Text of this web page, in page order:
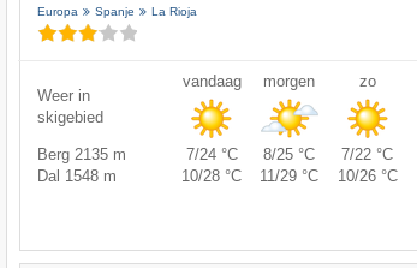
Europa Spanje La Rioja
Weer in
skigebied
vandaag morgen zo
Berg 2135 m 7/24 °C 8/25 °C 7/22 °C
Dal 1548 m
10/28 °C 11/29 °C 10/26 °C